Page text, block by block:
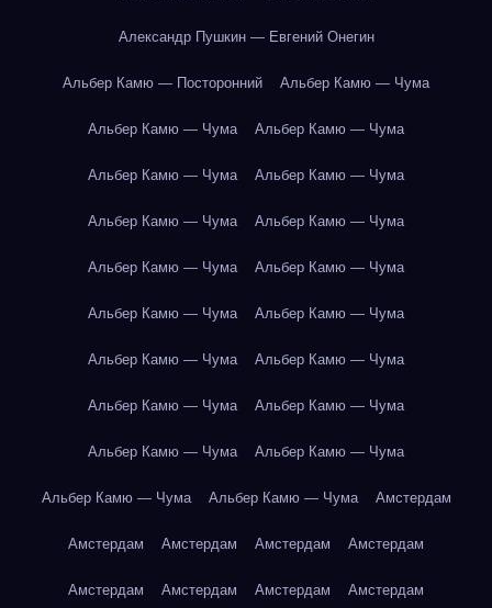
Александр Пушкин — Евгений Онегин
Альбер Камю — Посторонний Альбер Камю — Чума
Альбер Камю — Чума Альбер Камю — Чума
Альбер Камю — Чума Альбер Камю — Чума
Альбер Камю — Чума Альбер Камю — Чума
Альбер Камю — Чума Альбер Камю — Чума
Альбер Камю — Чума Альбер Камю — Чума
Альбер Камю — Чума Альбер Камю — Чума
Альбер Камю — Чума Альбер Камю — Чума
Альбер Камю — Чума Альбер Камю — Чума
Альбер Камю — Чума Альбер Камю — Чума Амстердам
Амстердам Амстердам Амстердам Амстердам
Амстердам Амстердам Амстердам Амстердам